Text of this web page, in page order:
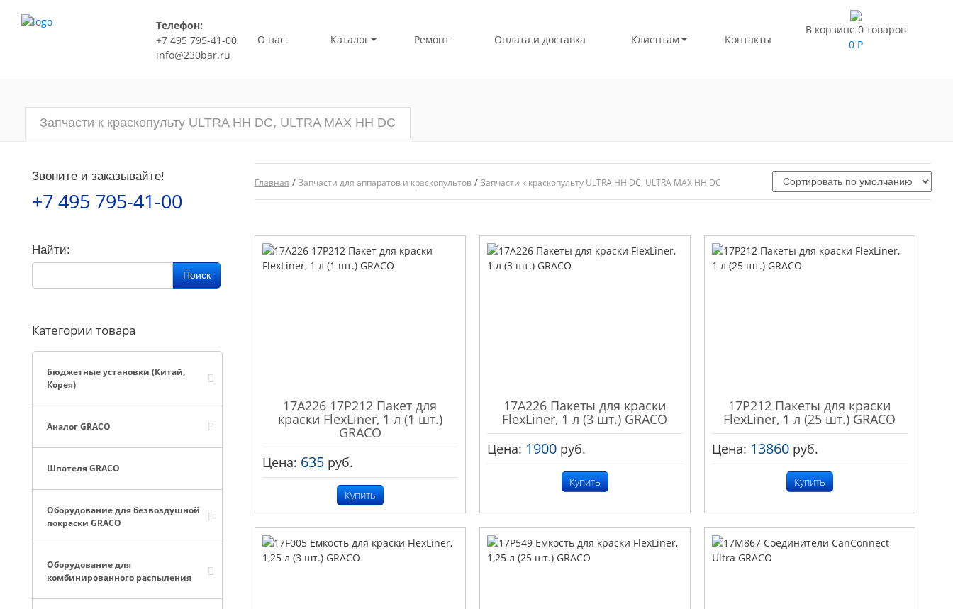
Телефон:
+7 495 795-41-00
info@230bar.ru
О нас Каталог Ремонт Оплата и доставка Клиентам Контакты
В корзине 0 товаров
0 Р
Запчасти к краскопульту ULTRA HH DC, ULTRA MAX HH DC
Звоните и заказывайте!
+7 495 795-41-00
Найти:
Поиск
Категории товара
Бюджетные установки (Китай,
Корея)
Аналог GRACO
Шпателя GRACO
Оборудование для безвоздушной
покраски GRACO
Оборудование для
комбинированного распыления
Главная / Запчасти для аппаратов и краскопультов/ Запчасти к краскопульту ULTRA HH DC, ULTRA MAX HH DC
17A226 17P212 Пакет для
краски FlexLiner, 1 л (1 шт.)
GRACO
Цена: 635руб.
Купить
17A226 Пакеты для краски
FlexLiner, 1 л (3 шт.) GRACO
Цена: 1900руб.
Купить
17P212 Пакеты для краски
FlexLiner, 1 л (25 шт.) GRACO
Цена: 13860руб.
Купить